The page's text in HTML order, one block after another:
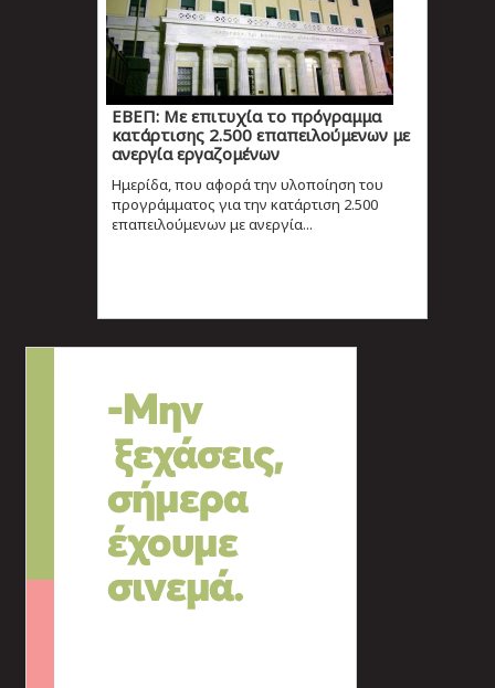
ΕΒΕΠ: Με επιτυχία το πρόγραμμα
κατάρτισης 2.500 επαπειλούμενων με
ανεργία εργαζομένων
Ημερίδα, που αφορά την υλοποίηση του
προγράμματος για την κατάρτιση 2.500
επαπειλούμενων με ανεργία...